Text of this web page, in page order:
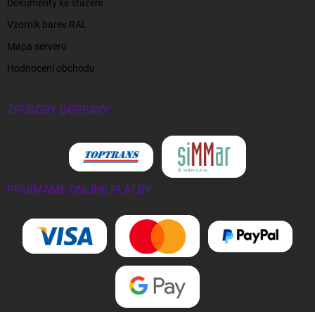
Dokumenty ke stažení
Vzorník barev RAL
Mapa serveru
Hodnocení obchodu
ZPŮSOBY DOPRAVY
PŘIJÍMÁME ONLINE PLATBY